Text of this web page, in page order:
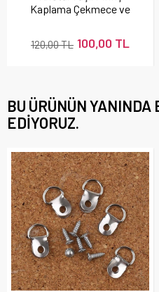
Kaplama Çekmece ve
100,00 TL
120,00 TL
BU ÜRÜNÜN
EDIYORUZ.